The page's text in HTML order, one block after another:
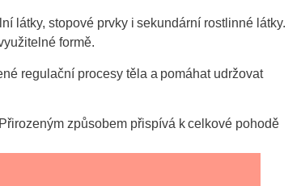
látky, stopové prvky i sekundární rostlinné látky.
formě.
regulační procesy těla a pomáhat udržovat
způsobem přispívá k celkové pohodě